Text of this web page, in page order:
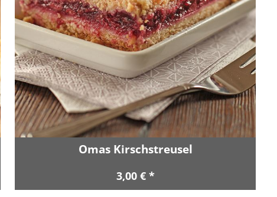
Omas Kirschstreusel
3,00 € *